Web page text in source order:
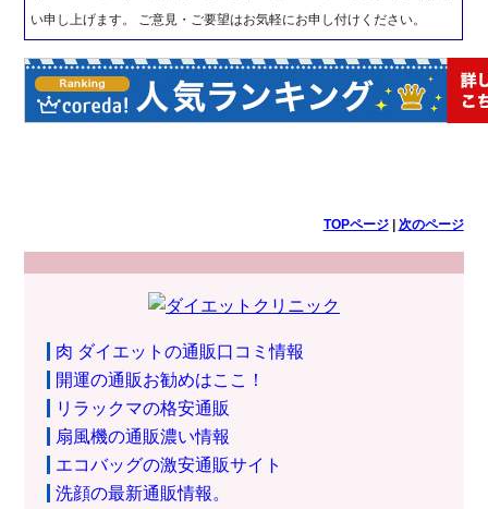
い申し上げます。 ご意見・ご要望はお気軽にお申し付けください。
TOPページ| 次のページ
肉 ダイエットの通販口コミ情報
開運の通販お勧めはここ！
リラックマの格安通販
扇風機の通販濃い情報
エコバッグの激安通販サイト
洗顔の最新通販情報。